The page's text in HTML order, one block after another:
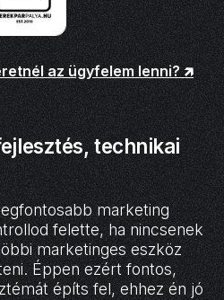
az ügyfelem lenni? 🡵
technikai
marketing
felette, ha nincsenek
marketinges eszköz
Éppen ezért fontos,
építs fel, ehhez én jó